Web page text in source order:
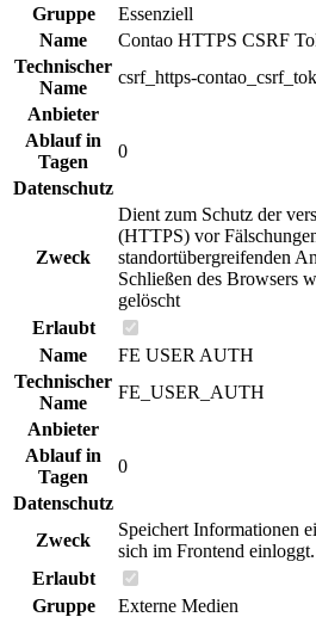
Gruppe
Essenziell
Name
Contao HTTPS CSRF
Technischer
Name
csrf_https-
Anbieter
Ablauf in
Tagen
0
Datenschutz
Zweck
Dient zum Schutz der
(HTTPS) vor
standortübergreifenden
Schließen des Browsers
gelöscht
Erlaubt
Name
FE USER AUTH
Technischer
Name
FE_USER_AUTH
Anbieter
Ablauf in
Tagen
0
Datenschutz
Zweck
Speichert Informationen
sich im Frontend einloggt.
Erlaubt
Gruppe
Externe Medien